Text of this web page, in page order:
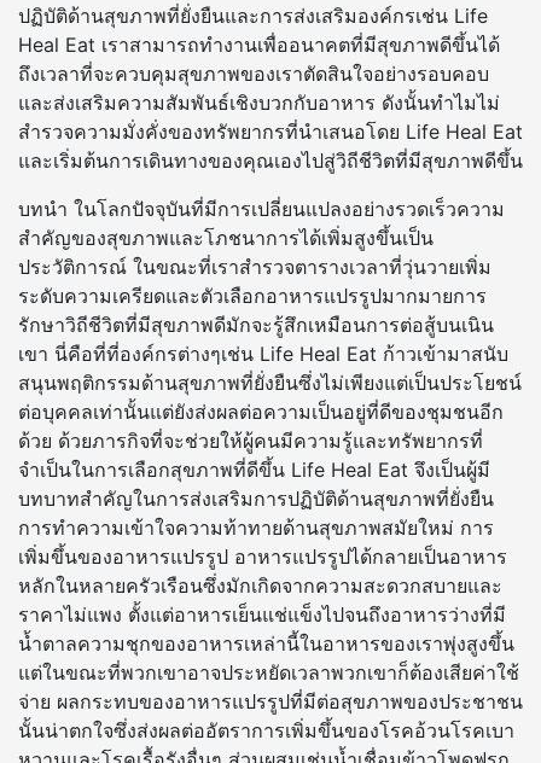
ปฏิบัติด้านสุขภาพที่ยั่งยืนและการส่งเสริมองค์กรเช่น Life
Heal Eat เราสามารถทำงานเพื่ออนาคตที่มีสุขภาพดีขึ้นได้
ถึงเวลาที่จะควบคุมสุขภาพของเราตัดสินใจอย่างรอบคอบ
และส่งเสริมความสัมพันธ์เชิงบวกกับอาหาร ดังนั้นทำไมไม่
สำรวจความมั่งคั่งของทรัพยากรที่นำเสนอโดย Life Heal Eat
และเริ่มต้นการเดินทางของคุณเองไปสู่วิถีชีวิตที่มีสุขภาพดีขึ้น
บทนำ ในโลกปัจจุบันที่มีการเปลี่ยนแปลงอย่างรวดเร็วความ
สำคัญของสุขภาพและโภชนาการได้เพิ่มสูงขึ้นเป็น
ประวัติการณ์ ในขณะที่เราสำรวจตารางเวลาที่วุ่นวายเพิ่ม
ระดับความเครียดและตัวเลือกอาหารแปรรูปมากมายการ
รักษาวิถีชีวิตที่มีสุขภาพดีมักจะรู้สึกเหมือนการต่อสู้บนเนิน
เขา นี่คือที่ที่องค์กรต่างๆเช่น Life Heal Eat ก้าวเข้ามาสนับ
สนุนพฤติกรรมด้านสุขภาพที่ยั่งยืนซึ่งไม่เพียงแต่เป็นประโยชน์
ต่อบุคคลเท่านั้นแต่ยังส่งผลต่อความเป็นอยู่ที่ดีของชุมชนอีก
ด้วย ด้วยภารกิจที่จะช่วยให้ผู้คนมีความรู้และทรัพยากรที่
จำเป็นในการเลือกสุขภาพที่ดีขึ้น Life Heal Eat จึงเป็นผู้มี
บทบาทสำคัญในการส่งเสริมการปฏิบัติด้านสุขภาพที่ยั่งยืน
การทำความเข้าใจความท้าทายด้านสุขภาพสมัยใหม่ การ
เพิ่มขึ้นของอาหารแปรรูป อาหารแปรรูปได้กลายเป็นอาหาร
หลักในหลายครัวเรือนซึ่งมักเกิดจากความสะดวกสบายและ
ราคาไม่แพง ตั้งแต่อาหารเย็นแช่แข็งไปจนถึงอาหารว่างที่มี
น้ำตาลความชุกของอาหารเหล่านี้ในอาหารของเราพุ่งสูงขึ้น
แต่ในขณะที่พวกเขาอาจประหยัดเวลาพวกเขาก็ต้องเสียค่าใช้
จ่าย ผลกระทบของอาหารแปรรูปที่มีต่อสุขภาพของประชาชน
นั้นน่าตกใจซึ่งส่งผลต่ออัตราการเพิ่มขึ้นของโรคอ้วนโรคเบา